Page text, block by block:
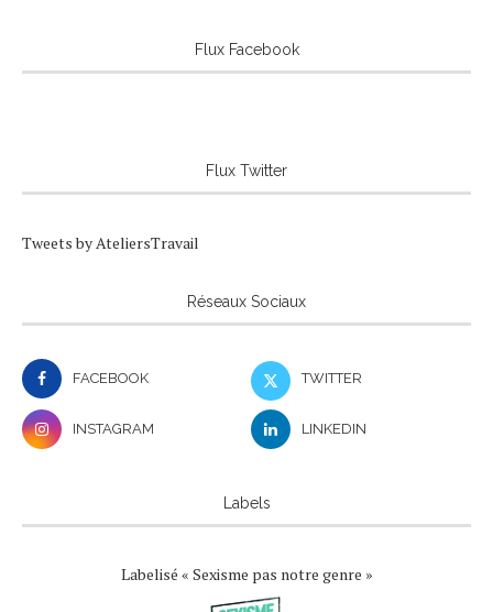
Flux Facebook
Flux Twitter
Tweets by AteliersTravail
Réseaux Sociaux
FACEBOOK TWITTER
INSTAGRAM LINKEDIN
Labels
Labelisé « Sexisme pas notre genre »